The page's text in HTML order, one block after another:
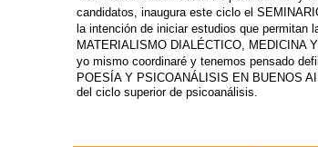
candidatos, inaugura este ciclo el
la intención de iniciar estudios que permitan
MATERIALISMO DIALÉCTICO, MEDICINA
yo mismo coordinaré y tenemos pensado
POESÍA Y PSICOANÁLISIS EN BUENOS
del ciclo superior de psicoanálisis.